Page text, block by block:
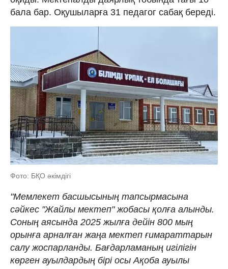
бала бар. Оқушыларға 31 педагог сабақ береді.
Фото: БҚО әкімдігі
"Мемлекет басшысының тапсырмасына
сәйкес "Жайлы мектеп" жобасы қолға алынды.
Соның аясында 2025 жылға дейін 800 мың
орынға арналған жаңа мектеп ғимараттарын
салу жоспарланды. Бағдарламаның игілігін
көрген ауылдардың бірі осы Ақоба ауылы